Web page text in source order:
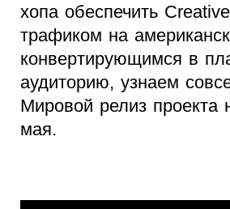
хопа обеспечить
трафиком на
конвертирующимся в
аудиторию, узнаем
Мировой релиз проекта
мая.